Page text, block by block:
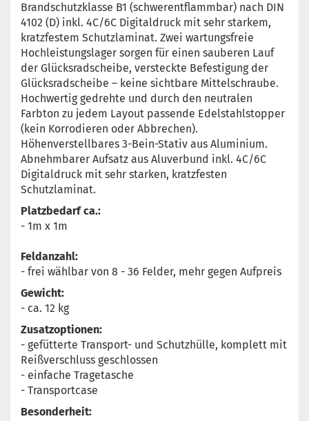
Brandschutzklasse B1 (schwerentflammbar) nach DIN
4102 (D) inkl. 4C/6C Digitaldruck mit sehr starkem,
kratzfestem Schutzlaminat. Zwei wartungsfreie
Hochleistungslager sorgen für einen sauberen Lauf
der Glücksradscheibe, versteckte Befestigung der
Glücksradscheibe – keine sichtbare Mittelschraube.
Hochwertig gedrehte und durch den neutralen
Farbton zu jedem Layout passende Edelstahlstopper
(kein Korrodieren oder Abbrechen).
Höhenverstellbares 3-Bein-Stativ aus Aluminium.
Abnehmbarer Aufsatz aus Aluverbund inkl. 4C/6C
Digitaldruck mit sehr starken, kratzfesten
Schutzlaminat.
Platzbedarf ca.:
- 1m x 1m
Feldanzahl:
- frei wählbar von 8 - 36 Felder, mehr gegen Aufpreis
Gewicht:
- ca. 12 kg
Zusatzoptionen:
- gefütterte Transport- und Schutzhülle, komplett mit
Reißverschluss geschlossen
- einfache Tragetasche
- Transportcase
Besonderheit: